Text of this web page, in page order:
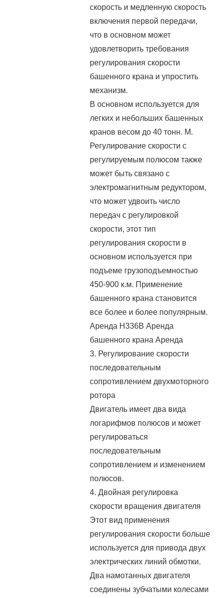
скорость и медленную скорость
включения первой передачи,
что в основном может
удовлетворить требования
регулирования скорости
башенного крана и упростить
механизм.
В основном используется для
легких и небольших башенных
кранов весом до 40 тонн. М.
Регулирование скорости с
регулируемым полюсом также
может быть связано с
электромагнитным редуктором,
что может удвоить число
передач с регулировкой
скорости, этот тип
регулирования скорости в
основном используется при
подъеме грузоподъемностью
450-900 к.м. Применение
башенного крана становится
все более и более популярным.
Аренда H336B Аренда
башенного крана Аренда
3. Регулирование скорости
последовательным
сопротивлением двухмоторного
ротора
Двигатель имеет два вида
логарифмов полюсов и может
регулироваться
последовательным
сопротивлением и изменением
полюсов.
4. Двойная регулировка
скорости вращения двигателя
Этот вид применения
регулирования скорости больше
используется для привода двух
электрических линий обмотки.
Два намотанных двигателя
соединены зубчатыми колесами